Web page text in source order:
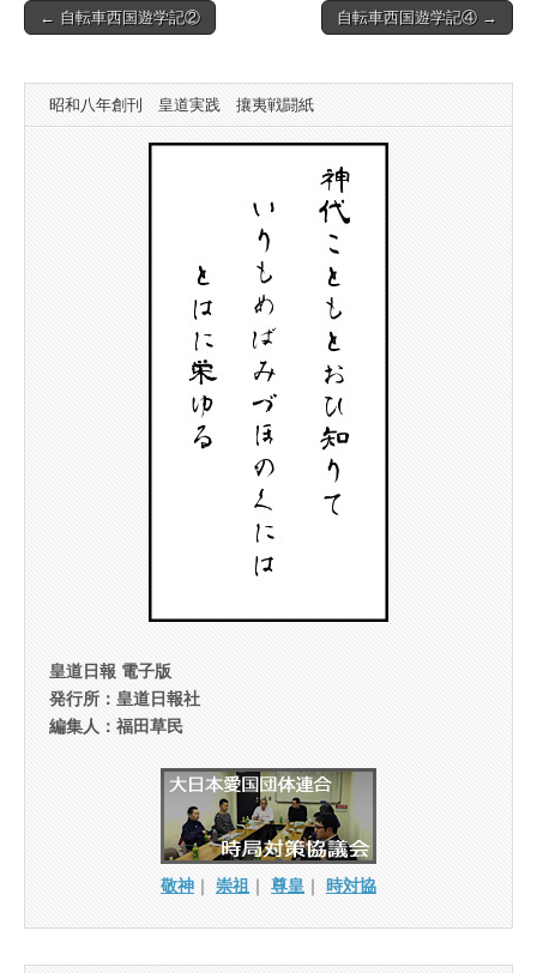
Post
← 自転車西国遊学記② 自転車西国遊学記④ →
昭和八年創刊 皇道実践 攘夷戦闘紙
皇道日報 電子版
発行所：皇道日報社
編集人：福田草民
敬神 ｜ 崇祖 ｜ 尊皇 ｜ 時対協